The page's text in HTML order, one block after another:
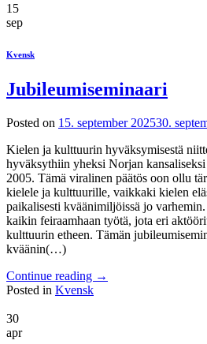
15
sep
Kvensk
Jubileumiseminaari
Posted on 15. september 202530.
Kielen ja kulttuurin hyväksymisestä
hyväksythiin yheksi Norjan
2005. Tämä viralinen päätös oon ollu
kielele ja kulttuurille, vaikkaki kielen
paikalisesti kväänimiljöissä jo
kaikin feiraamhaan työtä, jota eri
kulttuurin etheen. Tämän
kväänin(…)
Continue reading →
Posted in Kvensk
30
apr